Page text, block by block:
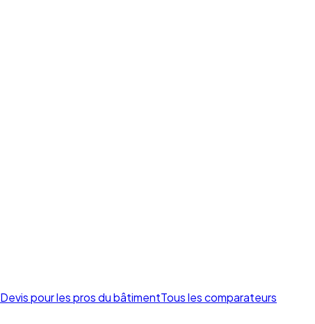
Devis pour les pros du bâtimentTous les comparateurs